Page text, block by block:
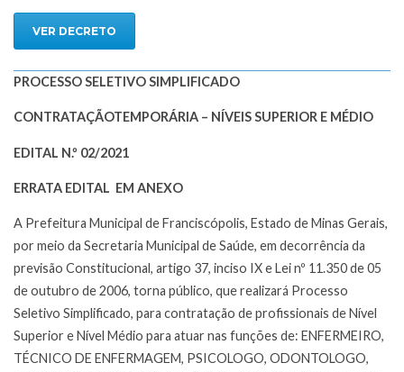
VER DECRETO
PROCESSO SELETIVO SIMPLIFICADO
CONTRATAÇÃOTEMPORÁRIA – NÍVEIS SUPERIOR E MÉDIO
EDITAL N.º 02/2021
ERRATA EDITAL EM ANEXO
A Prefeitura Municipal de Franciscópolis, Estado de Minas Gerais,
por meio da Secretaria Municipal de Saúde, em decorrência da
previsão Constitucional, artigo 37, inciso IX e Lei nº 11.350 de 05
de outubro de 2006, torna público, que realizará Processo
Seletivo Simplificado, para contratação de profissionais de Nível
Superior e Nível Médio para atuar nas funções de: ENFERMEIRO,
TÉCNICO DE ENFERMAGEM, PSICOLOGO, ODONTOLOGO,